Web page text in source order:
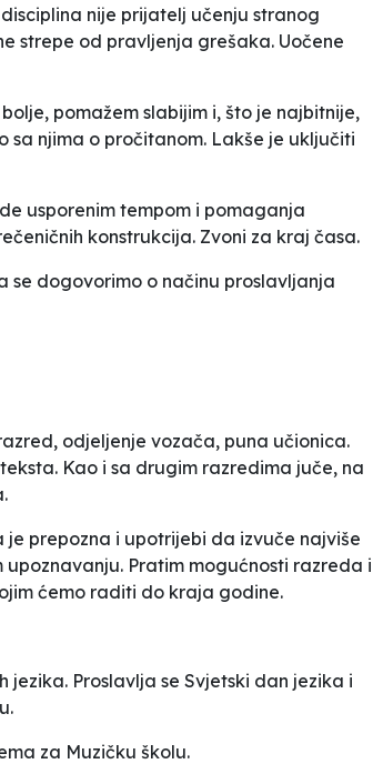
nije prijatelj učenju stranog
strepe od pravljenja grešaka. Uočene
pomažem slabijim i, što je najbitnije,
sa njima o pročitanom. Lakše je uključiti
usporenim tempom i pomaganja
konstrukcija. Zvoni za kraj časa.
se dogovorimo o načinu proslavljanja
odjeljenje vozača, puna učionica.
Kao i sa drugim razredima juče, na
prepozna i upotrijebi da izvuče najviše
Pratim mogućnosti razreda i
ćemo raditi do kraja godine.
jezika. Proslavlja se Svjetski dan jezika i
za Muzičku školu.